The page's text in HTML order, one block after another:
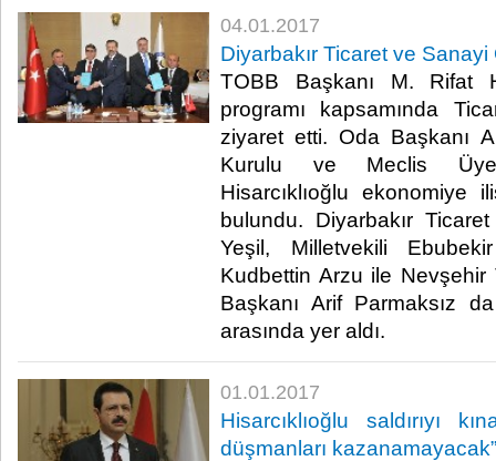
04.01.2017
Diyarbakır Ticaret ve Sanayi
TOBB Başkanı M. Rifat
programı kapsamında
ziyaret etti. Oda Başkanı
Kurulu ve Meclis
Hisarcıklıoğlu ekonomiye
bulundu. Diyarbakır
Yeşil, Milletvekili
Kudbettin Arzu ile Nevşehir
Başkanı Arif Parmaksız
arasında yer aldı.​
01.01.2017
Hisarcıklıoğlu saldırıyı
düşmanları kazanamayacak”